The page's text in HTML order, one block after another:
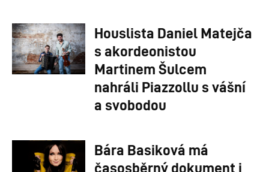
Houslista Daniel Matejča
s akordeonistou
Martinem Šulcem
nahráli Piazzollu s vášní
a svobodou
Bára Basiková má
časosběrný dokument i